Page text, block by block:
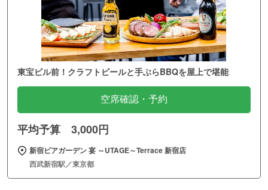
東宝ビル前！クラフトビールと手ぶらBBQを屋上で堪能
空席確認・予約
平均予算 3,000円
新宿ビアガーデン 宴 ～UTAGE～Terrace 新宿店
西武新宿駅／東京都